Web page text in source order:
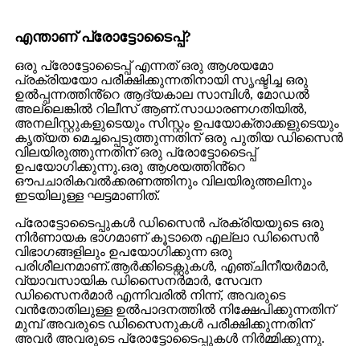
എന്താണ് പ്രോട്ടോടൈപ്പ്?
ഒരു പ്രോട്ടോടൈപ്പ് എന്നത് ഒരു ആശയമോ
പ്രക്രിയയോ പരീക്ഷിക്കുന്നതിനായി സൃഷ്ടിച്ച ഒരു
ഉൽപ്പന്നത്തിൻ്റെ ആദ്യകാല സാമ്പിൾ, മോഡൽ
അല്ലെങ്കിൽ റിലീസ് ആണ്.സാധാരണഗതിയിൽ,
അനലിസ്റ്റുകളുടെയും സിസ്റ്റം ഉപയോക്താക്കളുടെയും
കൃത്യത മെച്ചപ്പെടുത്തുന്നതിന് ഒരു പുതിയ ഡിസൈൻ
വിലയിരുത്തുന്നതിന് ഒരു പ്രോട്ടോടൈപ്പ്
ഉപയോഗിക്കുന്നു.ഒരു ആശയത്തിൻ്റെ
ഔപചാരികവൽക്കരണത്തിനും വിലയിരുത്തലിനും
ഇടയിലുള്ള ഘട്ടമാണിത്.
പ്രോട്ടോടൈപ്പുകൾ ഡിസൈൻ പ്രക്രിയയുടെ ഒരു
നിർണായക ഭാഗമാണ് കൂടാതെ എല്ലാ ഡിസൈൻ
വിഭാഗങ്ങളിലും ഉപയോഗിക്കുന്ന ഒരു
പരിശീലനമാണ്.ആർക്കിടെക്റ്റുകൾ, എഞ്ചിനീയർമാർ,
വ്യാവസായിക ഡിസൈനർമാർ, സേവന
ഡിസൈനർമാർ എന്നിവരിൽ നിന്ന്, അവരുടെ
വൻതോതിലുള്ള ഉൽപാദനത്തിൽ നിക്ഷേപിക്കുന്നതിന്
മുമ്പ് അവരുടെ ഡിസൈനുകൾ പരീക്ഷിക്കുന്നതിന്
അവർ അവരുടെ പ്രോട്ടോടൈപ്പുകൾ നിർമ്മിക്കുന്നു.